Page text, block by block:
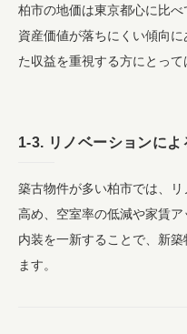
柏市の地価は東京都心に比
資産価値が落ちにくい傾向
た収益を重視する方にとって
1-3. リノベーションに
築古物件が多い柏市では、
高め、空室率の低減や家賃
内装を一新することで、新
ます。